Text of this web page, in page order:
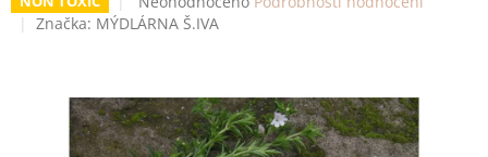
hodnocení
z
5
hvězdiček.
Značka: MÝDLÁRNA Š.IVA